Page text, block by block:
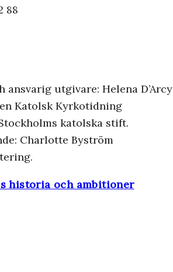
88
ansvarig utgivare: Helena D’Arcy
Katolsk Kyrkotidning
katolska stift.
Charlotte Byström
historia och ambitioner